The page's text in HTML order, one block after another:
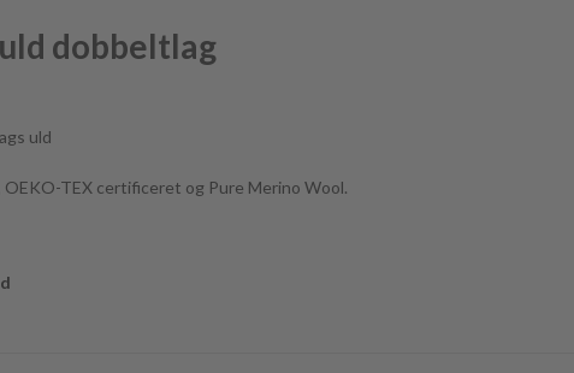
dobbeltlag
uld
OEKO-TEX certificeret og Pure Merino Wool.